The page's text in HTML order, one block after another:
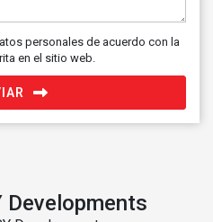
personales de acuerdo con la
en el sitio web.
Developments